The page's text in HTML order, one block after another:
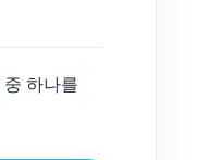
중 하나를